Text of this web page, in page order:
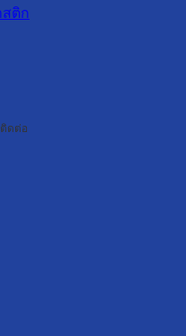
สติก
ดต่อ